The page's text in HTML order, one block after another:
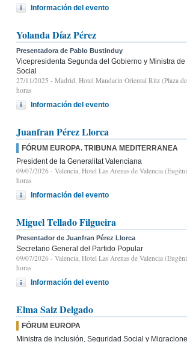
Información del evento
Yolanda Díaz Pérez
Presentadora de Pablo Bustinduy
Vicepresidenta Segunda del Gobierno y Ministra
Social
27/11/2025 - Madrid, Hotel Mandarin Oriental Ritz (Plaza
horas
Información del evento
Juanfran Pérez Llorca
FÓRUM EUROPA. TRIBUNA MEDITERRANEA
President de la Generalitat Valenciana
09/07/2026 - Valencia, Hotel Las Arenas de Valencia
horas
Información del evento
Miguel Tellado Filgueira
Presentador de Juanfran Pérez Llorca
Secretario General del Partido Popular
09/07/2026 - Valencia, Hotel Las Arenas de Valencia
horas
Información del evento
Elma Saiz Delgado
FÓRUM EUROPA
Ministra de Inclusión, Seguridad Social y